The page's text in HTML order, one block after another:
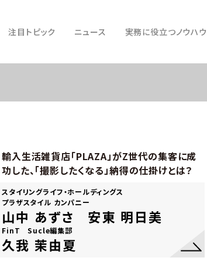
注目トピック ニュース 実務に役立つノウハウ
輸入生活雑貨店「PLAZA」がZ世代の集客に成
功した、「撮影したくなる」納得の仕掛けとは？
スタイリングライフ・ホールディングス
プラザスタイル カンパニー
山中 あずさ 安東 明日美
FinT Sucle編集部
久我 茉由夏